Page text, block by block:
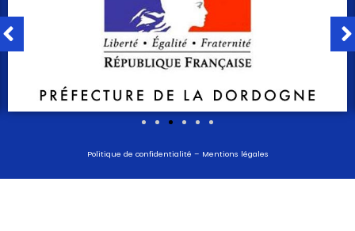
Politique de confidentialité – Mentions légales